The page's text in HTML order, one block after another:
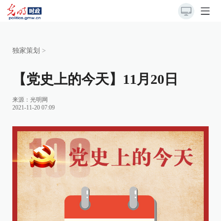
独家策划 >
【党史上的今天】11月20日
来源： 光明网
2021-11-20 07:09